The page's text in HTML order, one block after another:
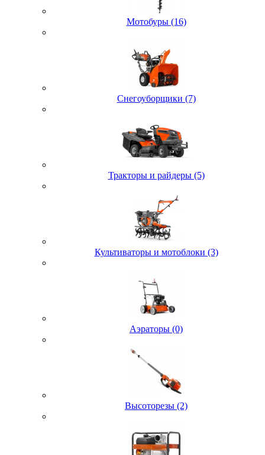
Мотобуры (16)
Снегоуборщики (7)
Тракторы и райдеры (5)
Культиваторы и мотоблоки (3)
Аэраторы (0)
Высоторезы (2)